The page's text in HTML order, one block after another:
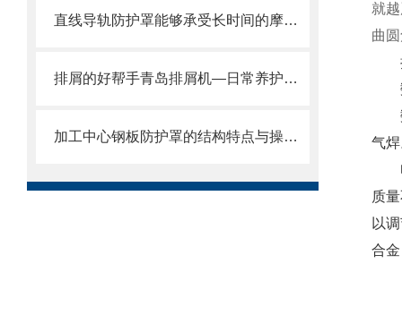
直线导轨防护罩能够承受长时间的摩擦和冲击
排屑的好帮手青岛排屑机—日常养护方式
加工中心钢板防护罩的结构特点与操作维护方式
就
曲
数
数
气
电
质
以
合